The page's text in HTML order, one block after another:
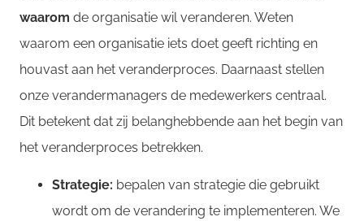
waarom de organisatie wil veranderen. Weten
waarom een organisatie iets doet geeft richting en
houvast aan het veranderproces. Daarnaast stellen
onze verandermanagers de medewerkers centraal.
Dit betekent dat zij belanghebbende aan het begin van
het veranderproces betrekken.
Strategie: bepalen van strategie die gebruikt
wordt om de verandering te implementeren. We